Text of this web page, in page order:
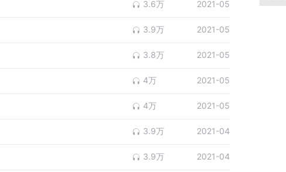
3.6万 2021-05
3.9万 2021-05
3.8万 2021-05
4万 2021-05
4万 2021-05
3.9万 2021-04
3.9万 2021-04